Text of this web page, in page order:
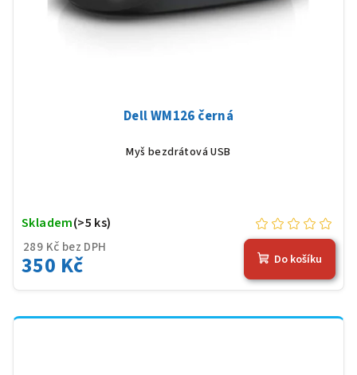
Dell WM126 černá
Myš bezdrátová USB
289 Kč bez DPH
350 Kč
Skladem(>5 ks)
Do košíku